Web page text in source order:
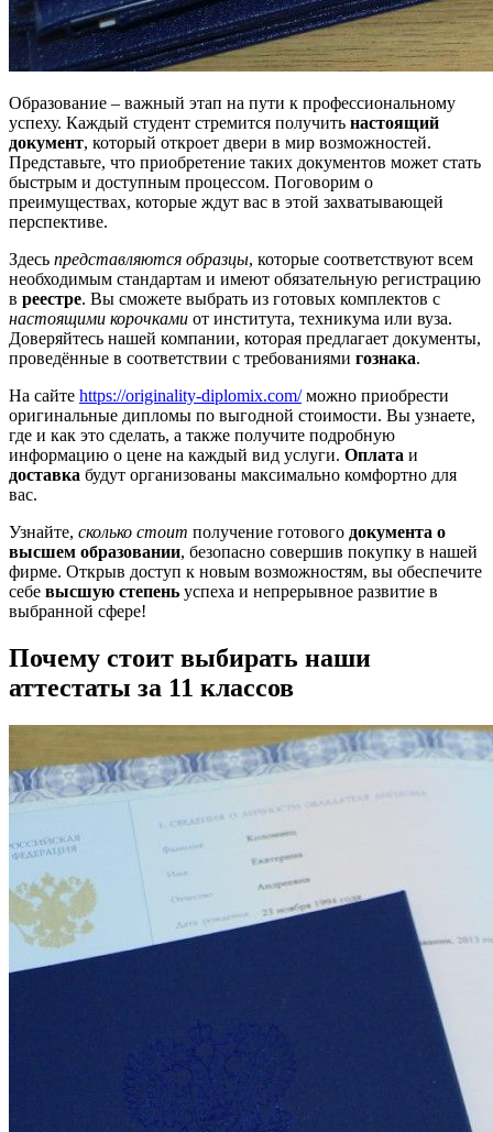
Образование – важный этап на пути к профессиональному
успеху. Каждый студент стремится получить настоящий
документ, который откроет двери в мир возможностей.
Представьте, что приобретение таких документов может стать
быстрым и доступным процессом. Поговорим о
преимуществах, которые ждут вас в этой захватывающей
перспективе.
Здесь представляются образцы, которые соответствуют всем
необходимым стандартам и имеют обязательную регистрацию
в реестре. Вы сможете выбрать из готовых комплектов с
настоящими корочками от института, техникума или вуза.
Доверяйтесь нашей компании, которая предлагает документы,
проведённые в соответствии с требованиями гознака.
На сайте https://originality-diplomix.com/можно приобрести
оригинальные дипломы по выгодной стоимости. Вы узнаете,
где и как это сделать, а также получите подробную
информацию о цене на каждый вид услуги. Оплата и
доставка будут организованы максимально комфортно для
вас.
Узнайте, сколько стоит получение готового документа о
высшем образовании, безопасно совершив покупку в нашей
фирме. Открыв доступ к новым возможностям, вы обеспечите
себе высшую степень успеха и непрерывное развитие в
выбранной сфере!
Почему стоит выбирать наши
аттестаты за 11 классов